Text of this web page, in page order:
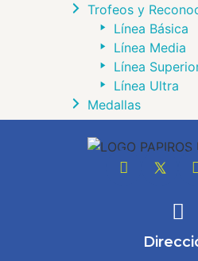
Trofeos y
Línea Básica
Línea Media
Línea
Línea Ultra
Medallas